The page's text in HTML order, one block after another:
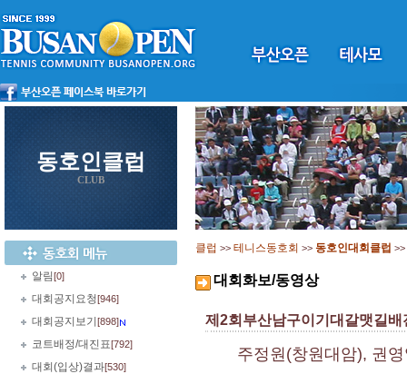
동호인클럽
CLUB
알림[0]
대회공지요청[946]
대회공지보기 [898]
코트배정/대진표[792]
대회(입상)결과[530]
클럽 >> 테니스동호회 >> 동호인대회클럽 >>
대회화보/동영상
제2회부산남구이기대갈맷길
주정원(창원대암), 권영